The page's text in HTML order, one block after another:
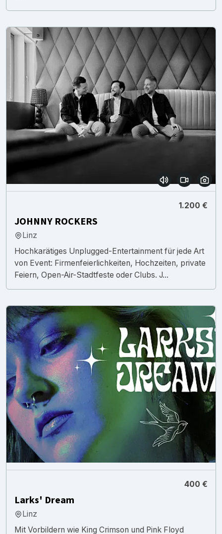
1.200 €
JOHNNY ROCKERS
Linz
Hochkarätiges Unplugged-Entertainment für jede Art
von Event: Firmenfeierlichkeiten, Hochzeiten, private
Feiern, Open-Air-Stadtfeste oder Clubs. J...
400 €
Larks' Dream
Linz
Mit Vorbildern wie King Crimson und Pink Floyd